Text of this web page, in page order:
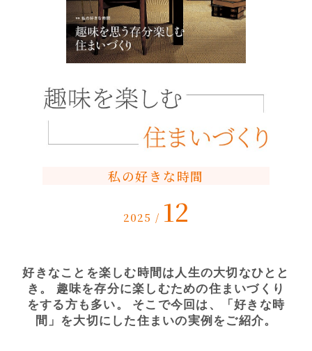
私の好きな時間
2025 / 12
好きなことを楽しむ時間は人生の大切なひとと
き。
趣味を存分に楽しむための住まいづくり
をする方も多い。
そこで今回は、「好きな時
間」を大切にした住まいの実例をご紹介。